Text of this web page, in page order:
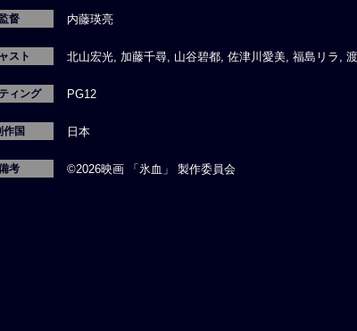
監督 内藤瑛亮
スト 北山宏光, 加藤千尋, 山谷碧都, 佐津川愛美, 福島リラ,
ィング PG12
作国 日本
考 ©2026映画 「氷血」 製作委員会